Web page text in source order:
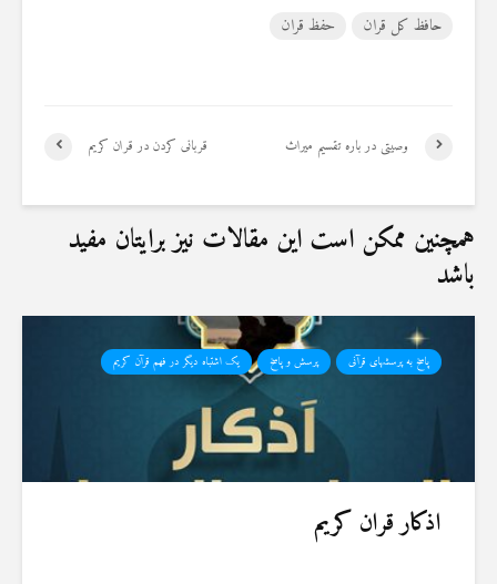
حافظ کل قران حفظ قران
قربانی کردن در قران کریم وصیتی در باره تقسیم میراث
همچنین ممکن است این مقالات نیز برایتان مفید
باشد
پاسخ به پرسشهای قرآنی پرسش و پاسخ یک اشتباه دیگر در فهم قرآن کریم
اذکار قران کریم